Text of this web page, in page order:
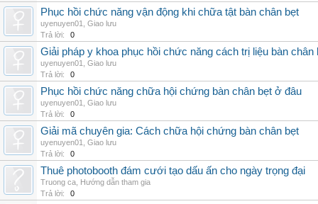
Phục hồi chức năng vận động khi chữa tật bàn chân bẹt
uyenuyen01
Giao lưu
Trả lời:
0
Giải pháp y khoa phục hồi chức năng cách trị liệu bàn chân
uyenuyen01
Giao lưu
Trả lời:
0
Phục hồi chức năng chữa hội chứng bàn chân bẹt ở đâu
uyenuyen01
Giao lưu
Trả lời:
0
Giải mã chuyên gia: Cách chữa hội chứng bàn chân bẹt
uyenuyen01
Giao lưu
Trả lời:
0
Thuê photobooth đám cưới tạo dấu ấn cho ngày trọng đại
Truong ca Hướng dẫn tham gia
Trả lời:
0